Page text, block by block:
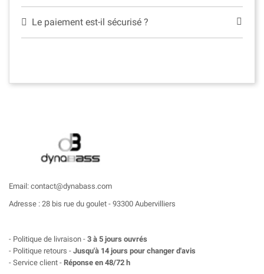
Le paiement est-il sécurisé ?
Email: contact@dynabass.com
Adresse : 28 bis rue du goulet - 93300 Aubervilliers
- Politique de livraison - 3 à 5 jours ouvrés
- Politique retours - Jusqu'à 14 jours pour changer d'avis
- Service client - Réponse en 48/72 h